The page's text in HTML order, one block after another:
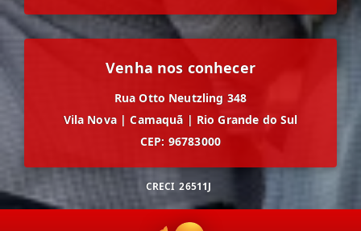
Venha nos conhecer
Rua Otto Neutzling 348
Vila Nova | Camaquã | Rio Grande do Sul
CEP: 96783000
CRECI 26511J